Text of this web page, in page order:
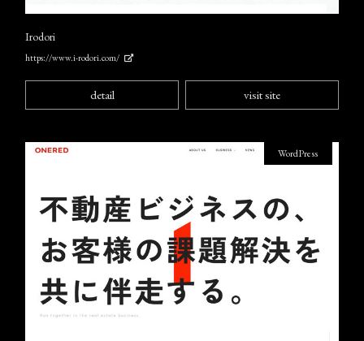
Irodori
https://www.i-rodori.com/
detail visit site
WordPress